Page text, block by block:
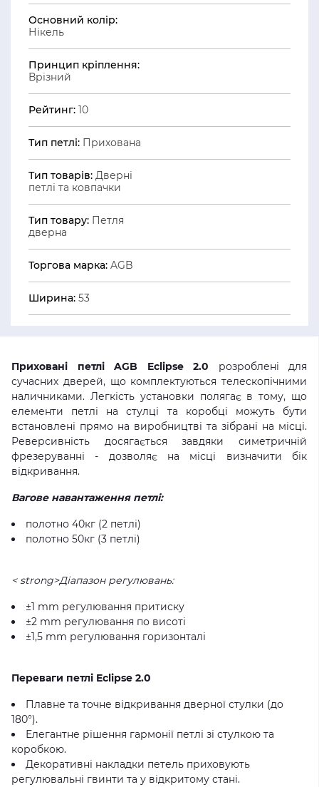
Основний колір:
Нікель
Принцип кріплення:
Врізний
Рейтинг: 10
Тип петлі: Прихована
Тип товарів: Дверні
петлі та ковпачки
Тип товару: Петля
дверна
Торгова марка: AGB
Ширина: 53
Приховані петлі AGB Eclipse 2.0 розроблені для
сучасних дверей, що комплектуються телескопічними
наличниками. Легкість установки полягає в тому, що
елементи петлі на стулці та коробці можуть бути
встановлені прямо на виробництві та зібрані на місці.
Реверсивність досягається завдяки симетричній
фрезеруванні - дозволяє на місці визначити бік
відкривання.
Вагове навантаження петлі:
полотно 40кг (2 петлі)
полотно 50кг (3 петлі)
< strong>Діапазон регулювань:
±1 mm регулювання притиску
±2 mm регулювання по висоті
±1,5 mm регулювання горизонталі
Переваги петлі Eclipse 2.0
Плавне та точне відкривання дверної стулки (до
180°).
Елегантне рішення гармонії петлі зі стулкою та
коробкою.
Декоративні накладки петель приховують
регулювальні гвинти та у відкритому стані.